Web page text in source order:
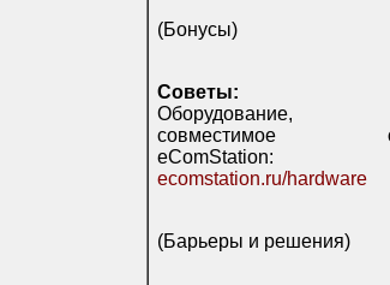
(Бонусы)
Советы:
Оборудование,
совместимое
eComStation:
ecomstation.ru/hardware
(Барьеры и решения)